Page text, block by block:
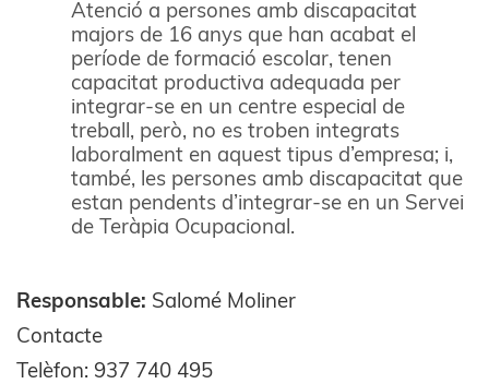
Atenció a persones amb discapacitat
majors de 16 anys que han acabat el
període de formació escolar, tenen
capacitat productiva adequada per
integrar-se en un centre especial de
treball, però, no es troben integrats
laboralment en aquest tipus d’empresa; i,
també, les persones amb discapacitat que
estan pendents d’integrar-se en un Servei
de Teràpia Ocupacional.
Responsable: Salomé Moliner
Contacte
Telèfon: 937 740 495